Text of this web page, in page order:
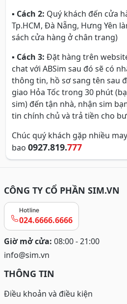
▪ Cách 2: Quý khách đến cửa
Tp.HCM, Đà Nẵng, Hưng Yên
sách cửa hàng ở chân trang)
▪ Cách 3: Đặt hàng trên
chat với ABSim sau đó sẽ có
thông tin, hồ sơ sang tên sau
giao Hỏa Tốc trong 30 phút
sim) đến tận nhà, nhận sim
tin chính chủ và trả tiền cho
Chúc quý khách gặp nhiều
bao 0927.819.777
CÔNG TY CỔ PHẦN SIM.VN
Hotline
024.6666.6666
Giờ mở cửa: 08:00 - 21:00
info@sim.vn
THÔNG TIN
Điều khoản và điều kiện